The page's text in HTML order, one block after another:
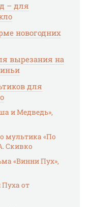
– для
новогодних
вырезания на
для
и Медведь»,
мультика «По
Скивко
«Винни Пух»,
от